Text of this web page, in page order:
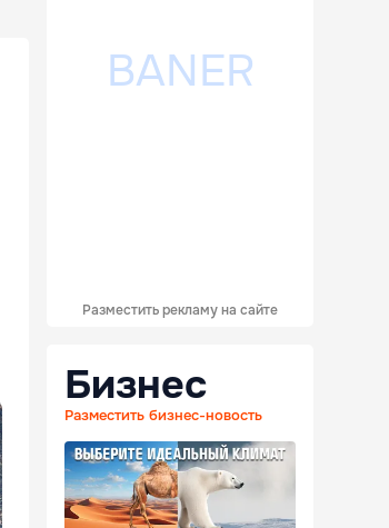
Разместить рекламу на сайте
Бизнес
Разместить бизнес-новость